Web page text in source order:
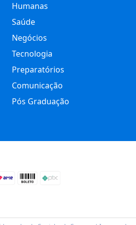
Humanas
Saúde
Negócios
Tecnologia
Preparatórios
Comunicação
Pós Graduação